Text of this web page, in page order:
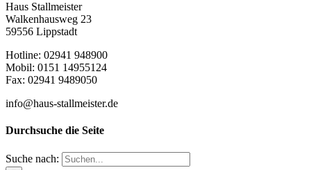
Haus Stallmeister
Walkenhausweg 23
59556 Lippstadt
Hotline: 02941 948900
Mobil: 0151 14955124
Fax: 02941 9489050
info@haus-stallmeister.de
Durchsuche die Seite
Suche nach: